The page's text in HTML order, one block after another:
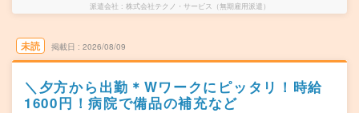
派遣会社 株式会社テクノ・サービス（無期雇用派遣）
未読 掲載日 2026/08/09
＼夕方から出勤＊Wワークにピッタリ！時給
1600円！病院で備品の補充など